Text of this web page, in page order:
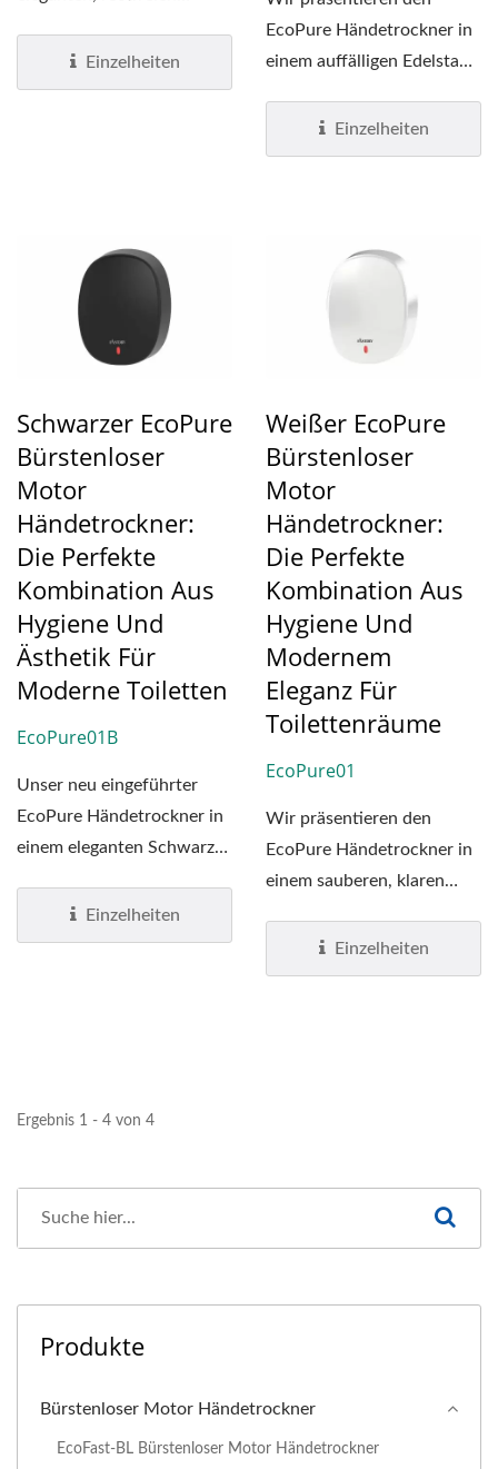
Einzelheiten
EcoPure Händetrockner in
einem auffälligen Edelstahl-
Einzelheiten
Schwarzer EcoPure
Bürstenloser
Motor
Händetrockner:
Die Perfekte
Kombination Aus
Hygiene Und
Ästhetik Für
Moderne Toiletten
EcoPure01B
Unser neu eingeführter
EcoPure Händetrockner in
einem eleganten Schwarz
Einzelheiten
Weißer EcoPure
Bürstenloser
Motor
Händetrockner:
Die Perfekte
Kombination Aus
Hygiene Und
Modernem
Eleganz Für
Toilettenräume
EcoPure01
Wir präsentieren den
EcoPure Händetrockner in
einem sauberen, klaren
Eleganz...Einzelheiten
Ergebnis 1 - 4 von 4
Produkte
Bürstenloser Motor Händetrockner
EcoFast-BL Bürstenloser Motor Händetrockner